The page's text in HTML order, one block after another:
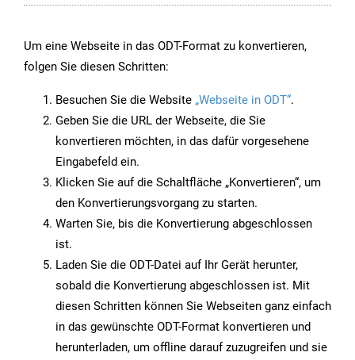
Um eine Webseite in das ODT-Format zu konvertieren,
folgen Sie diesen Schritten:
Besuchen Sie die Website „Webseite in ODT“.
Geben Sie die URL der Webseite, die Sie
konvertieren möchten, in das dafür vorgesehene
Eingabefeld ein.
Klicken Sie auf die Schaltfläche „Konvertieren“, um
den Konvertierungsvorgang zu starten.
Warten Sie, bis die Konvertierung abgeschlossen
ist.
Laden Sie die ODT-Datei auf Ihr Gerät herunter,
sobald die Konvertierung abgeschlossen ist. Mit
diesen Schritten können Sie Webseiten ganz einfach
in das gewünschte ODT-Format konvertieren und
herunterladen, um offline darauf zuzugreifen und sie